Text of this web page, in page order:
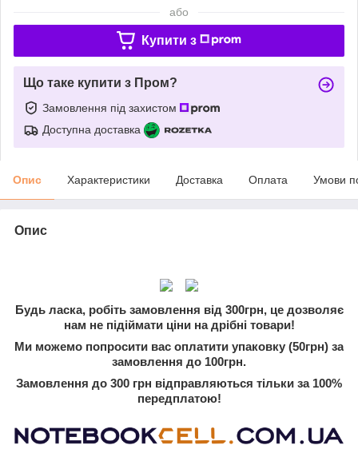
або
Купити з
Що таке купити з Пром?
Замовлення під захистом
Доступна доставка
Опис Характеристики Доставка Оплата Умови
Опис
Будь ласка, робіть замовлення від 300грн, це дозволяє
нам не підіймати ціни на дрібні товари!
Ми можемо попросити вас оплатити упаковку (50грн) за
замовлення до 100грн.
Замовлення до 300 грн відправляються тільки за 100%
передплатою!